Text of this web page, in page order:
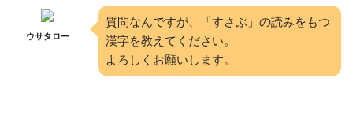
ウサタロー
質問なんですが、「すさぶ」の読みをもつ
漢字を教えてください。
よろしくお願いします。